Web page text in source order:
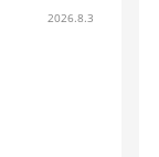
2026.8.3